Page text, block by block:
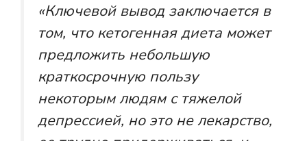
«Ключевой вывод заключается в
том, что кетогенная диета может
предложить небольшую
краткосрочную пользу
некоторым людям с тяжелой
депрессией, но это не лекарство,